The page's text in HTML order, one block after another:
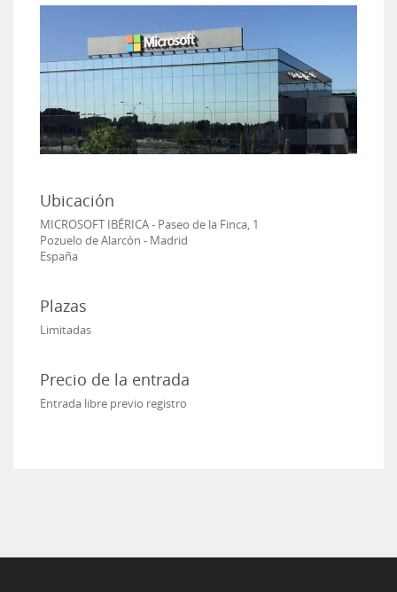
Ubicación
MICROSOFT IBÉRICA - Paseo de la Finca, 1
Pozuelo de Alarcón - Madrid
España
Plazas
Limitadas
Precio de la entrada
Entrada libre previo registro